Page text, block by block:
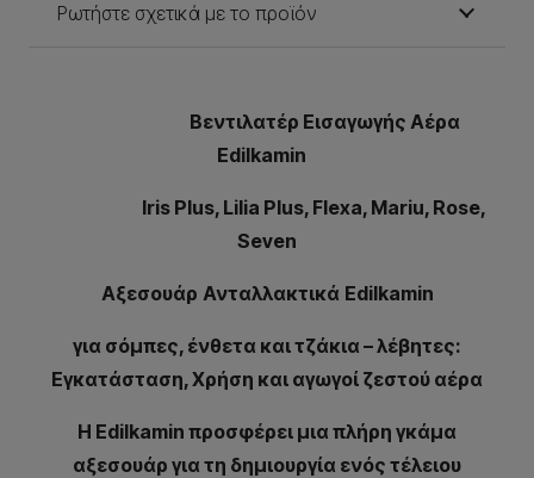
Ρωτήστε σχετικά με το προϊόν
Βεντιλατέρ Εισαγωγής Αέρα
Edilkamin
Iris Plus, Lilia Plus, Flexa, Mariu, Rose,
Seven
Αξεσουάρ Ανταλλακτικά Edilkamin
για σόμπες, ένθετα και τζάκια – λέβητες:
Εγκατάσταση, Χρήση και αγωγοί ζεστού αέρα
Η Edilkamin προσφέρει μια πλήρη γκάμα
αξεσουάρ για τη δημιουργία ενός τέλειου